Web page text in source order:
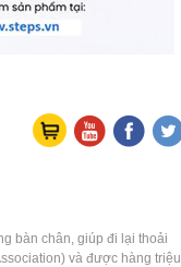
bàn chân, giúp đi lại thoải
và được hàng triệu